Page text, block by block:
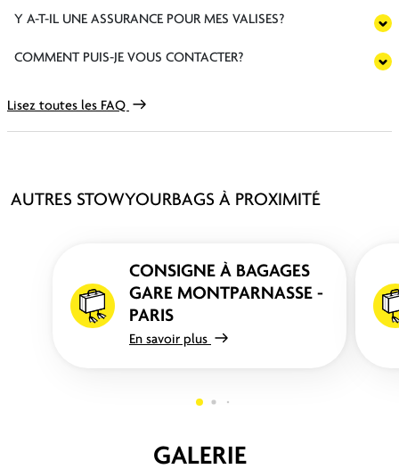
Y A-T-IL UNE ASSURANCE POUR MES VALISES?
COMMENT PUIS-JE VOUS CONTACTER?
Lisez toutes les FAQ
AUTRES STOWYOURBAGS À PROXIMITÉ
CONSIGNE À BAGAGES
GARE MONTPARNASSE -
PARIS
En savoir plus
GALERIE